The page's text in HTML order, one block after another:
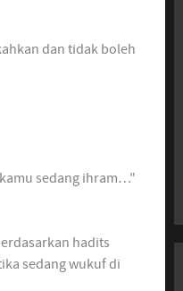
dan tidak boleh
sedang ihram…"
hadits
sedang wukuf di